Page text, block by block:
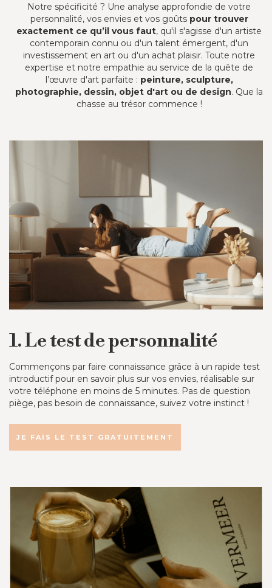
Notre spécificité ? Une analyse approfondie de votre
personnalité, vos envies et vos goûts pour trouver
exactement ce qu’il vous faut, qu'il s'agisse d'un artiste
contemporain connu ou d'un talent émergent, d'un
investissement en art ou d'un achat plaisir. Toute notre
expertise et notre empathie au service de la quête de
l’œuvre d'art parfaite : peinture, sculpture,
photographie, dessin, objet d'art ou de design. Que la
chasse au trésor commence !
1. Le test de personnalité
Commençons par faire connaissance grâce à un rapide test
introductif pour en savoir plus sur vos envies, réalisable sur
votre téléphone en moins de 5 minutes. Pas de question
piège, pas besoin de connaissance, suivez votre instinct !
JE FAIS LE TEST GRATUITEMENT